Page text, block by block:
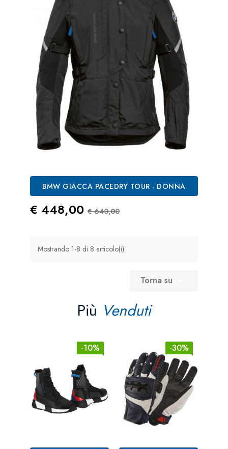
BMW GIACCA PACEDRY TOUR - DONNA
Prezzo
€ 448,00 Prezzo Standard
€ 640,00
Mostrando 1-8 di 8 articolo(i)
Torna su
Più Venduti
-10% -30%